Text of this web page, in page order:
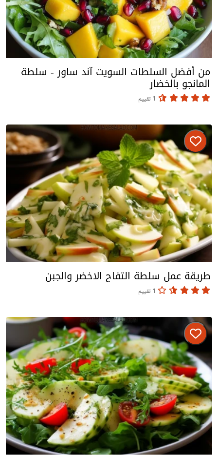
من أفضل السلطات السويت آند ساور - سلطة
المانجو بالخضار
1 تقييم
طريقة عمل سلطة التفاح الاخضر والجبن
1 تقييم